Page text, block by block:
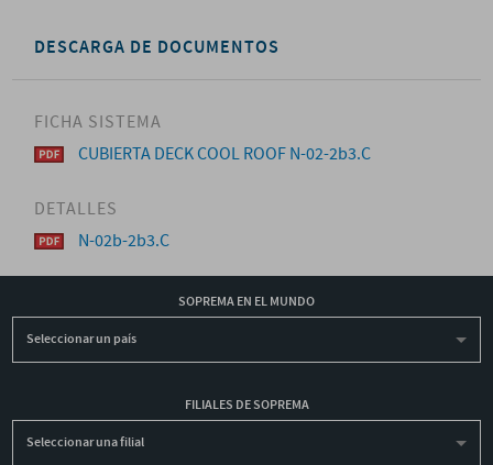
DESCARGA DE DOCUMENTOS
FICHA SISTEMA
CUBIERTA DECK COOL ROOF N-02-2b3.C
DETALLES
N-02b-2b3.C
SOPREMA EN EL MUNDO
Seleccionar un país
FILIALES DE SOPREMA
Seleccionar una filial